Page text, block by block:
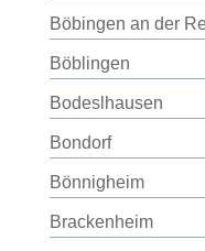
Böbingen an der
Böblingen
Bodeslhausen
Bondorf
Bönnigheim
Brackenheim